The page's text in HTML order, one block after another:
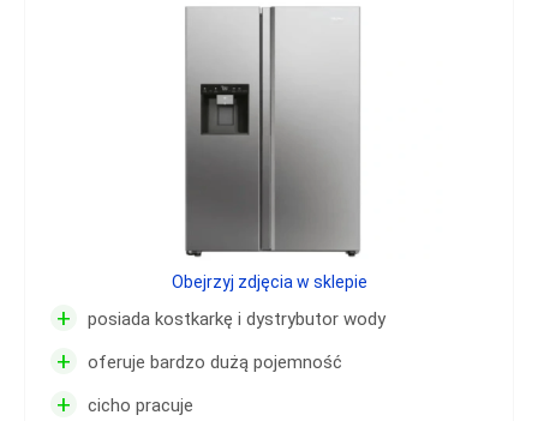
+ posiada kostkarkę i dystrybutor wody
+ oferuje bardzo dużą pojemność
+ cicho pracuje
Obejrzyj zdjęcia w sklepie